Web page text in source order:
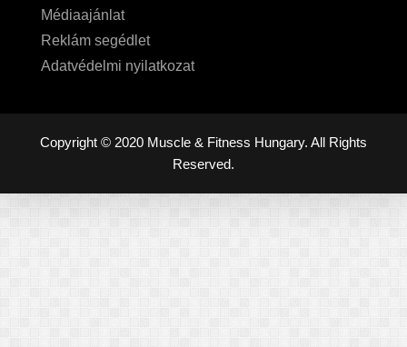
Médiaajánlat
Reklám segédlet
Adatvédelmi nyilatkozat
Copyright © 2020 Muscle & Fitness Hungary. All Rights
Reserved.